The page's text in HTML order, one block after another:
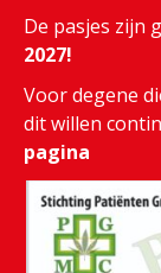
De pasjes zijn
2027!
Voor degene
dit willen
pagina